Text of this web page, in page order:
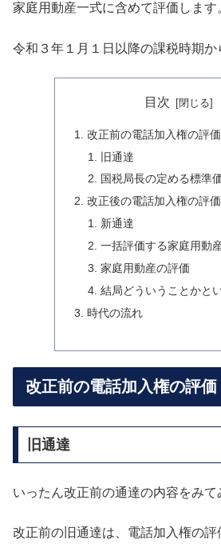
家庭用動産一式に含めて評価します
令和３年１月１日以降の課税時期か
目次
改正前の電話加入権の評価
旧通達
国税局長の定める標準
改正後の電話加入権の評価
新通達
一括評価する家庭用動
家庭用動産の評価
結局どういうことかと
時代の流れ
改正前の電話加入権の評価
旧通達
いったん改正前の通達の内容をみて
改正前の旧通達は、電話加入権の